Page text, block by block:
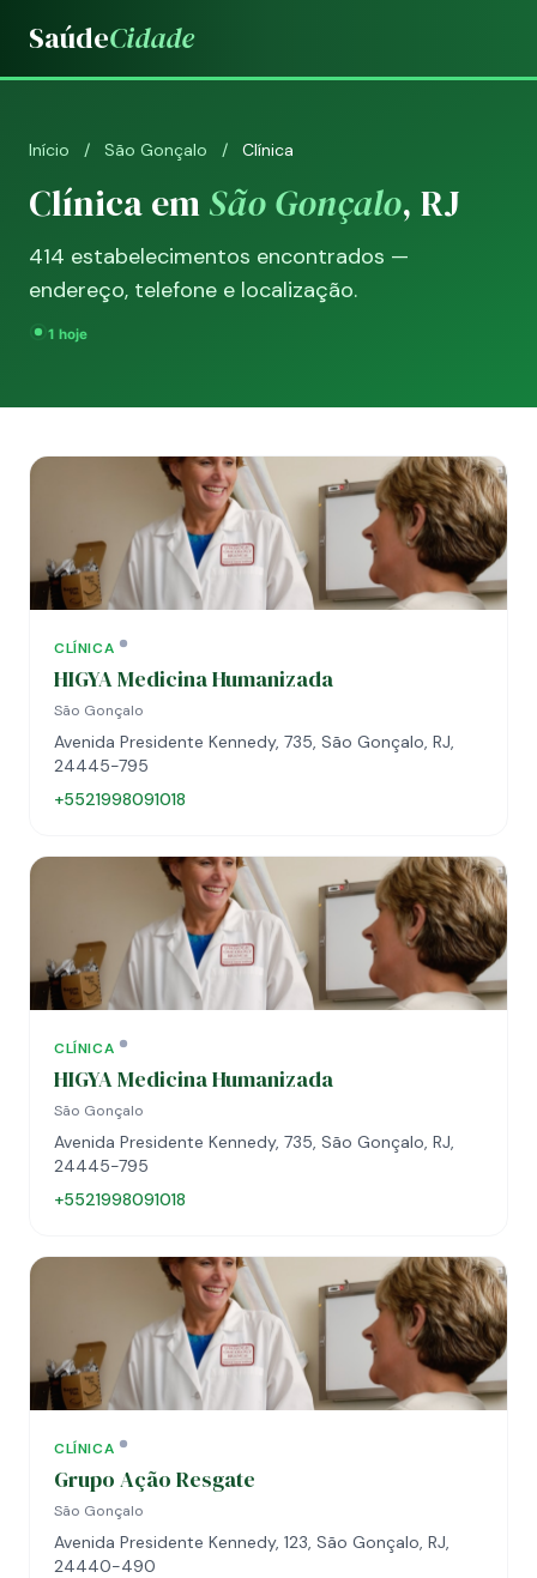
SaúdeCidade
Início / São Gonçalo / Clínica
Clínica emSão Gonçalo, RJ
414 estabelecimentos encontrados —
endereço, telefone e localização.
CLÍNICA
HIGYA Medicina Humanizada
São Gonçalo
Avenida Presidente Kennedy, 735, São Gonçalo, RJ,
24445-795
+5521998091018
CLÍNICA
HIGYA Medicina Humanizada
São Gonçalo
Avenida Presidente Kennedy, 735, São Gonçalo, RJ,
24445-795
+5521998091018
CLÍNICA
Grupo Ação Resgate
São Gonçalo
Avenida Presidente Kennedy, 123, São Gonçalo, RJ,
24440-490